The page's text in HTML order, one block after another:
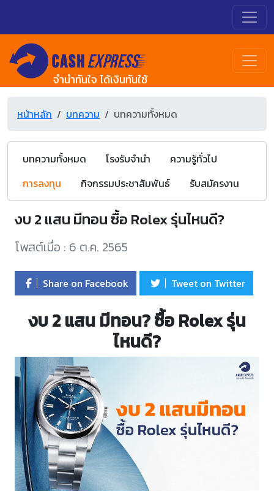
จำนำทันใจ ได้เงินทันใช้
หน้าหลัก บทความ บทความทั้งหมด
บทความทั้งหมด โรงรับจำนำ
ความรู้ทั่วไป
การลงทุน
กิจกรรมประชาสัมพันธ์ รับสมัครงาน
งบ 2 แสน มีทอน ซื้อ Rolex รุ่นไหนดี?
โพสต์เมื่อ : 6 ต.ค. 2565
Share on Facebook Tweet on Twitter
งบ 2 แสน มีทอน? ซื้อ Rolex รุ่น
ไหนดี?